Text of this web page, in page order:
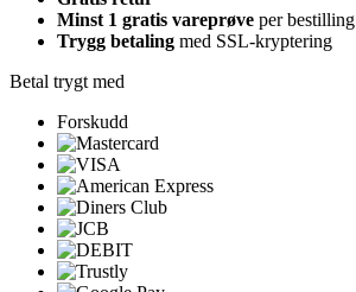
Minst 1 gratis vareprøve per bestilling
Trygg betaling med SSL-kryptering
Betal trygt med
Forskudd